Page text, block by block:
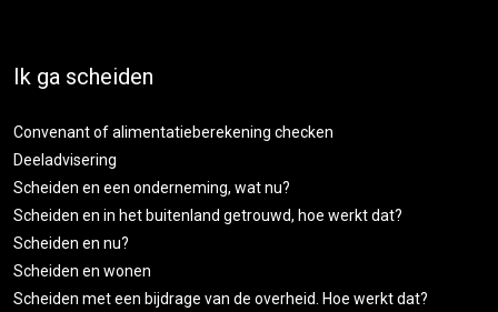
Ik ga scheiden
Convenant of alimentatieberekening checken
Deeladvisering
Scheiden en een onderneming, wat nu?
Scheiden en in het buitenland getrouwd, hoe werkt dat?
Scheiden en nu?
Scheiden en wonen
Scheiden met een bijdrage van de overheid. Hoe werkt dat?